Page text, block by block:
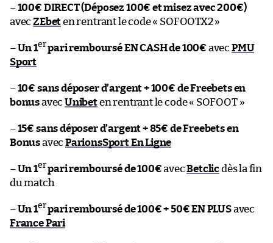
–100€ DIRECT (Déposez 100€ et misez avec 200€)
avecZEbeten rentrant le code « SOFOOTX2 »
–Un 1erpari remboursé EN CASH de 100€ avec PMU
Sport
–10€ sans déposer d’argent + 100€ de Freebets en
bonusavecUnibeten rentrant le code « SOFOOT »
–15€ sans déposer d’argent + 85€ de Freebets en
BonusavecParionsSport En Ligne
–Un 1erpari remboursé de 100€avecBetclicdès la fin
du match
–Un 1erpari remboursé de 100€ + 50€ EN PLUSavec
France Pari